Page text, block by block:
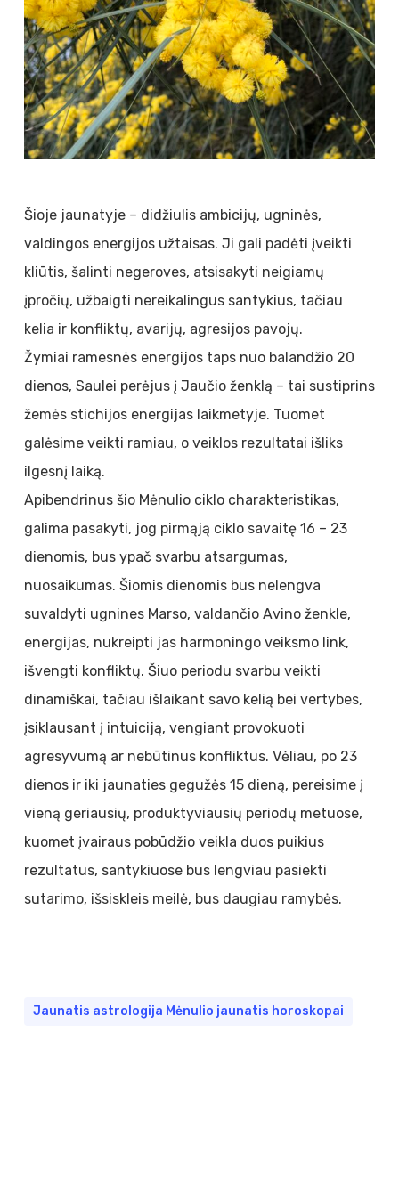
Šioje jaunatyje – didžiulis ambicijų, ugninės,
valdingos energijos užtaisas. Ji gali padėti įveikti
kliūtis, šalinti negeroves, atsisakyti neigiamų
įpročių, užbaigti nereikalingus santykius, tačiau
kelia ir konfliktų, avarijų, agresijos pavojų.
Žymiai ramesnės energijos taps nuo balandžio 20
dienos, Saulei perėjus į Jaučio ženklą – tai sustiprins
žemės stichijos energijas laikmetyje. Tuomet
galėsime veikti ramiau, o veiklos rezultatai išliks
ilgesnį laiką.
Apibendrinus šio Mėnulio ciklo charakteristikas,
galima pasakyti, jog pirmąją ciklo savaitę 16 – 23
dienomis, bus ypač svarbu atsargumas,
nuosaikumas. Šiomis dienomis bus nelengva
suvaldyti ugnines Marso, valdančio Avino ženkle,
energijas, nukreipti jas harmoningo veiksmo link,
išvengti konfliktų. Šiuo periodu svarbu veikti
dinamiškai, tačiau išlaikant savo kelią bei vertybes,
įsiklausant į intuiciją, vengiant provokuoti
agresyvumą ar nebūtinus konfliktus. Vėliau, po 23
dienos ir iki jaunaties gegužės 15 dieną, pereisime į
vieną geriausių, produktyviausių periodų metuose,
kuomet įvairaus pobūdžio veikla duos puikius
rezultatus, santykiuose bus lengviau pasiekti
sutarimo, išsiskleis meilė, bus daugiau ramybės.
Jaunatis astrologija Mėnulio jaunatis horoskopai